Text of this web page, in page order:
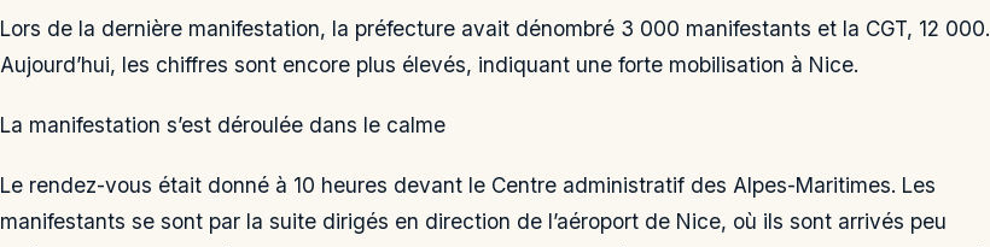
Lors de la dernière manifestation, la préfecture avait dénombré 3 000 manifestants et la CGT, 12 000.
Aujourd’hui, les chiffres sont encore plus élevés, indiquant une forte mobilisation à Nice.
La manifestation s’est déroulée dans le calme
Le rendez-vous était donné à 10 heures devant le Centre administratif des Alpes-Maritimes. Les
manifestants se sont par la suite dirigés en direction de l’aéroport de Nice, où ils sont arrivés peu